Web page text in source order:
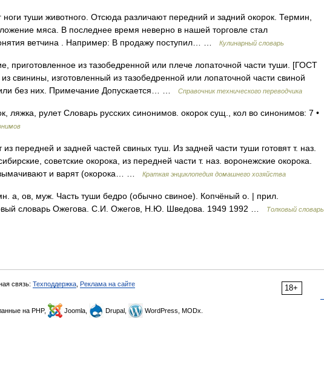
туши животного. Отсюда различают передний и задний окорок. Термин,
мяса. В последнее время неверно в нашей торговле стал
ветчина . Например: В продажу поступил… …
Кулинарный словарь
приготовленное из тазобедренной или плече лопаточной части туши. [ГОСТ
свинины, изготовленный из тазобедренной или лопаточной части свиной
без них. Примечание Допускается… …
Справочник технического переводчика
ляжка, рулет Словарь русских синонимов. окорок сущ., кол во синонимов: 7 •
передней и задней частей свиных туш. Из задней части туши готовят т. наз.
советские окорока, из передней части т. наз. воронежские окорока.
и варят (окорока… …
Краткая энциклопедия домашнего хозяйства
ов, муж. Часть туши бедро (обычно свиное). Копчёный о. | прил.
словарь Ожегова. С.И. Ожегов, Н.Ю. Шведова. 1949 1992 …
Толковый словарь
18+
связь: Техподдержка Реклама на сайте
на PHP, Joomla, Drupal, WordPress, MODx.